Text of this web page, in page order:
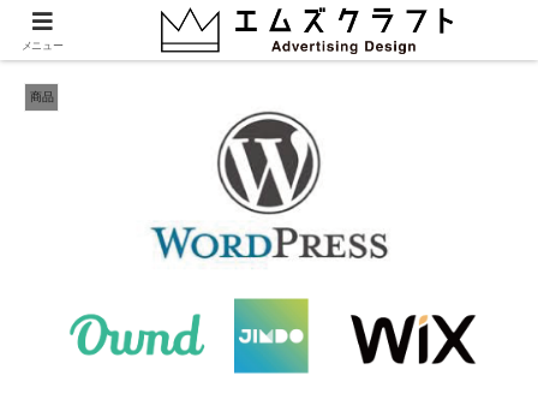
50,000円からのwordpress制作開始です！
商品
メニュー